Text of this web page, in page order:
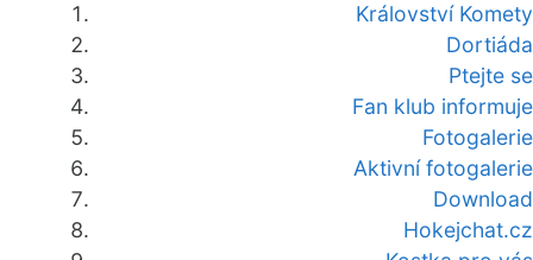
Království Komety
Dortiáda
Ptejte se
Fan klub informuje
Fotogalerie
Aktivní fotogalerie
Download
Hokejchat.cz